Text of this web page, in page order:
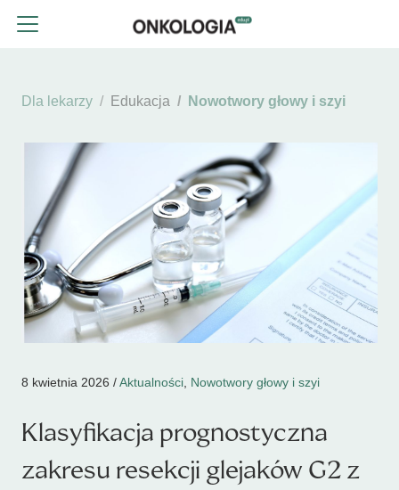
Dla lekarzy Edukacja Nowotwory głowy i szyi
8 kwietnia 2026 /Aktualności Nowotwory głowy i szyi
Klasyfikacja prognostyczna
zakresu resekcji glejaków G2 z